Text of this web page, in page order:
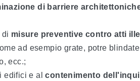
di barriere
di misure preventive contro atti
ad esempio grate, potre
ecc.;
edifici e alcontenimento